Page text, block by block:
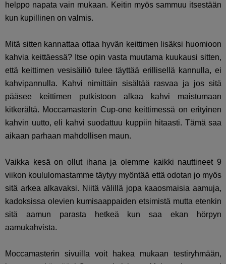
helppo napata vain mukaan. Keitin myös sammuu itsestään
kun kupillinen on valmis.
Mitä sitten kannattaa ottaa hyvän keittimen lisäksi huomioon
kahvia keittäessä? Itse opin vasta muutama kuukausi sitten,
että keittimen vesisäiliö tulee täyttää erillisellä kannulla, ei
kahvipannulla. Kahvi nimittäin sisältää rasvaa ja jos sitä
pääsee keittimen putkistoon alkaa kahvi maistumaan
kitkerältä. Moccamasterin Cup-one keittimessä on erityinen
kahvin uutto, eli kahvi suodattuu kuppiin hitaasti. Tämä saa
aikaan parhaan mahdollisen maun.
Vaikka kesä on ollut ihana ja olemme kaikki nauttineet 9
viikon koululomastamme täytyy myöntää että odotan jo myös
sitä arkea alkavaksi. Niitä välillä jopa kaaosmaisia aamuja,
kadoksissa olevien kumisaappaiden etsimistä mutta etenkin
sitä aamun parasta hetkeä kun saa ekan hörpyn
aamukahvista.
Moccamasterin sivuilla voit hakea mukaan testiryhmään,